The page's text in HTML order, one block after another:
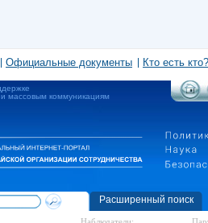
Официальные документы Кто есть кто?
массовым коммуникациям
Расширенный поиск